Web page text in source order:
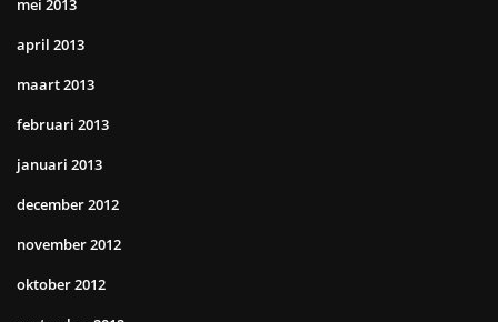
mei 2013
april 2013
maart 2013
februari 2013
januari 2013
december 2012
november 2012
oktober 2012